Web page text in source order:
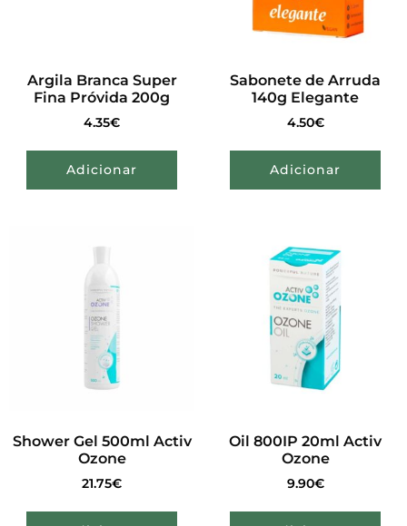
Argila Branca Super
Fina Próvida 200g
4.35€
Adicionar
Sabonete de Arruda
140g Elegante
4.50€
Adicionar
Shower Gel 500ml Activ
Ozone
21.75€
Oil 800IP 20ml Activ
Ozone
9.90€